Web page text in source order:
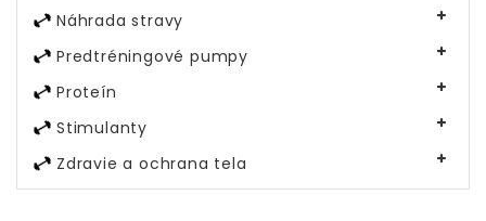
Náhrada stravy
Predtréningové pumpy
Proteín
Stimulanty
Zdravie a ochrana tela